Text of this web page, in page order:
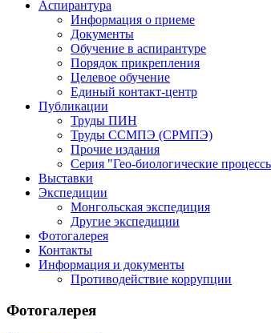
Аспирантура
Информация о приеме
Документы
Обучение в аспирантуре
Порядок прикрепления
Целевое обучение
Единый контакт-центр
Публикации
Труды ПИН
Труды ССМПЭ (СРМПЭ)
Прочие издания
Серия "Гео-биологические
Выставки
Экспедиции
Монгольская экспедиция
Другие экспедиции
Фотогалерея
Контакты
Информация и документы
Противодействие коррупции
Фотогалерея